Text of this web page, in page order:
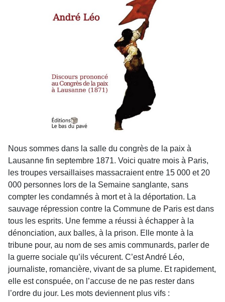
Nous sommes dans la salle du congrès de la paix à
Lausanne fin septembre 1871. Voici quatre mois à Paris,
les troupes versaillaises massacraient entre 15 000 et 20
000 personnes lors de la Semaine sanglante, sans
compter les condamnés à mort et à la déportation. La
sauvage répression contre la Commune de Paris est dans
tous les esprits. Une femme a réussi à échapper à la
dénonciation, aux balles, à la prison. Elle monte à la
tribune pour, au nom de ses amis communards, parler de
la guerre sociale qu’ils vécurent. C’est André Léo,
journaliste, romancière, vivant de sa plume. Et rapidement,
elle est conspuée, on l’accuse de ne pas rester dans
l’ordre du jour. Les mots deviennent plus vifs :